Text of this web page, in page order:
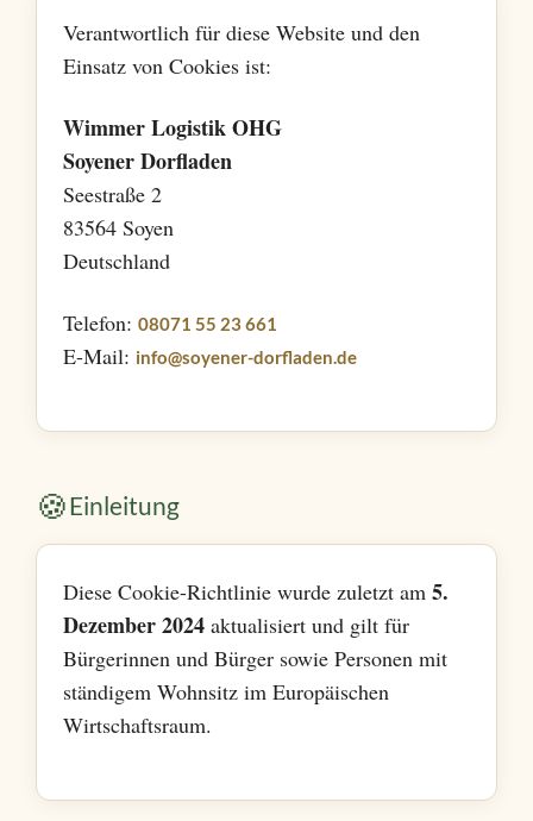
Verantwortlich für diese Website und den
Einsatz von Cookies ist:
Wimmer Logistik OHG
Soyener Dorfladen
Seestraße 2
83564 Soyen
Deutschland
Telefon: 08071 55 23 661
E-Mail: info@soyener-dorfladen.de
🍪Einleitung
Diese Cookie-Richtlinie wurde zuletzt am 5.
Dezember 2024 aktualisiert und gilt für
Bürgerinnen und Bürger sowie Personen mit
ständigem Wohnsitz im Europäischen
Wirtschaftsraum.